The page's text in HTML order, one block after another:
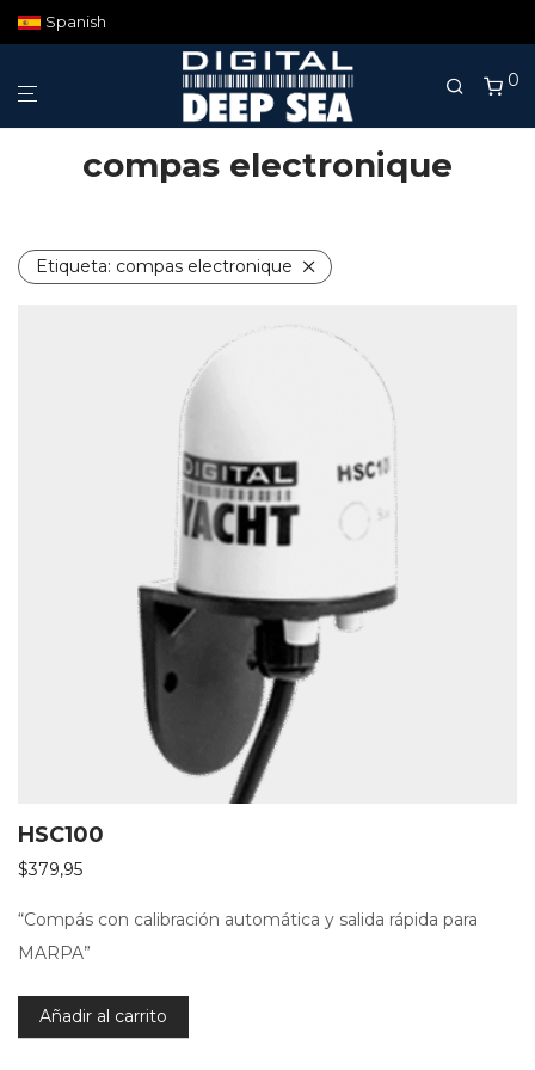
Spanish
0
compas electronique
Etiqueta: compas electronique
HSC100
$379,95
“Compás con calibración automática y salida rápida para
MARPA”
Añadir al carrito